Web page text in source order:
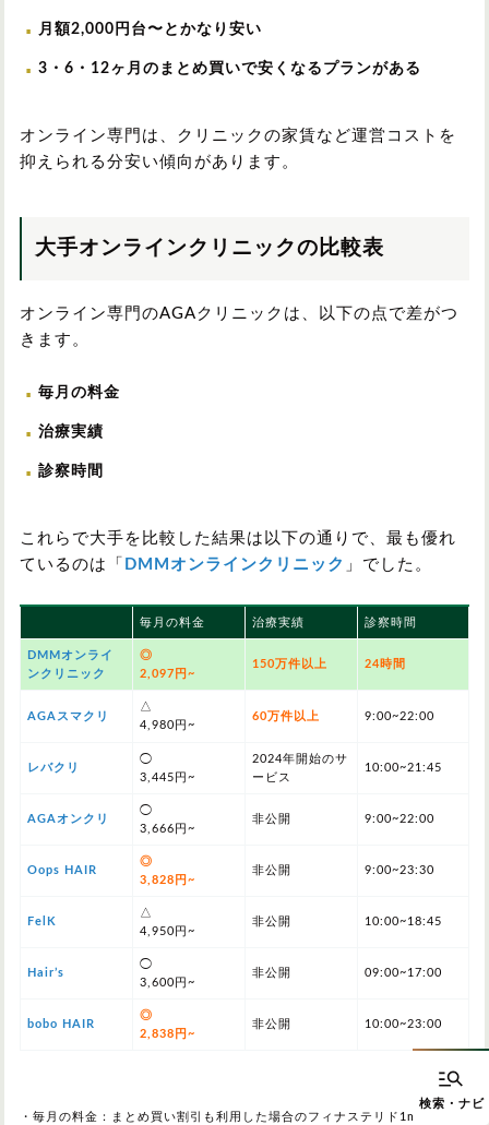
月額2,000円台〜とかなり安い
3・6・12ヶ月のまとめ買いで安くなるプランがある
オンライン専門は、クリニックの家賃など運営コストを
抑えられる分安い傾向があります。
大手オンラインクリニックの比較表
オンライン専門のAGAクリニックは、以下の点で差がつ
きます。
毎月の料金
治療実績
診察時間
これらで大手を比較した結果は以下の通りで、最も優れ
ているのは「 DMMオンラインクリニック 」でした。
毎月の料金 治療実績 診察時間
DMMオンライ
ンクリニック
◎
2,097円~
150万件以上 24時間
AGAスマクリ
△
4,980円~
60万件以上 9:00~22:00
レバクリ
◯
3,445円~
2024年開始のサ
ービス
10:00~21:45
AGAオンクリ
◯
3,666円~
非公開 9:00~22:00
Oops HAIR
◎
3,828円~
非公開 9:00~23:30
FelK
△
4,950円~
非公開 10:00~18:45
Hair’s
◯
3,600円~
非公開 09:00~17:00
bobo HAIR
◎
2,838円~
非公開 10:00~23:00
・毎月の料金：まとめ買い割引も利用した場合のフィナステリド1mgの最安